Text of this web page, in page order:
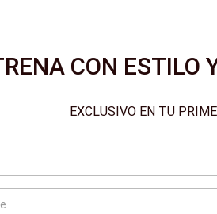
CON ESTILO
EXCLUSIVO EN TU